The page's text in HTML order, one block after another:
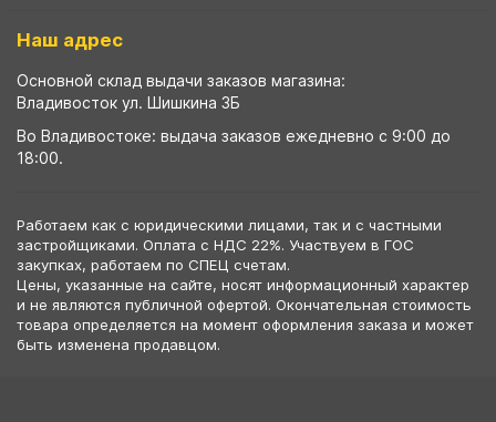
Наш адрес
Основной склад выдачи заказов магазина:
Владивосток ул. Шишкина 3Б
Во Владивостоке: выдача заказов ежедневно с 9:00 до
18:00.
Работаем как с юридическими лицами, так и с частными
застройщиками. Оплата с НДС 22%. Участвуем в ГОС
закупках, работаем по СПЕЦ счетам.
Цены, указанные на сайте, носят информационный характер
и не являются публичной офертой. Окончательная стоимость
товара определяется на момент оформления заказа и может
быть изменена продавцом.